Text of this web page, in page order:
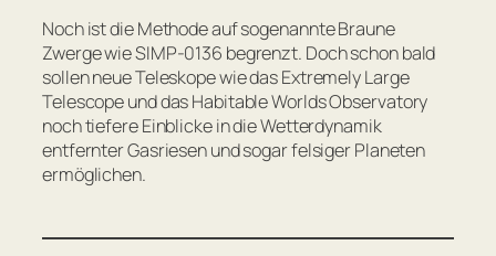
Noch ist die Methode auf sogenannte Braune
Zwerge wie SIMP-0136 begrenzt. Doch schon bald
sollen neue Teleskope wie das Extremely Large
Telescope und das Habitable Worlds Observatory
noch tiefere Einblicke in die Wetterdynamik
entfernter Gasriesen und sogar felsiger Planeten
ermöglichen.